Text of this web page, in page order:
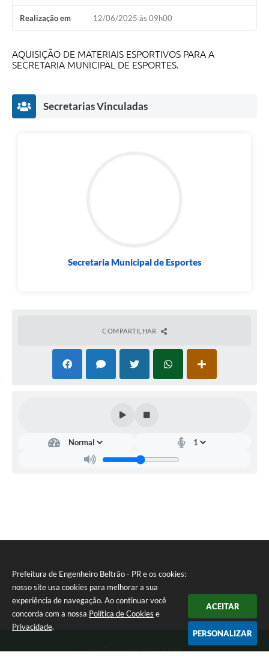
Prefeitura de Engenheiro Beltrão - PR e os cookies:
nosso site usa cookies para melhorar a sua
experiência de navegação. Ao continuar você
concorda com a nossa Política de Cookies e
Privacidade.
ACEITAR
PERSONALIZAR
Telefones Úteis
Transparência
Enquete
Contato
Realização em 12/06/2025 às 09h00
AQUISIÇÃO DE MATERIAIS ESPORTIVOS PARA A
SECRETARIA MUNICIPAL DE ESPORTES.
Secretarias Vinculadas
Secretaria Municipal de Esportes
COMPARTILHAR
Telefone: (44) 3537-8100